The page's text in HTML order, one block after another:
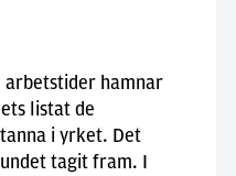
hamnar
listat de
i yrket. Det
tagit fram. I